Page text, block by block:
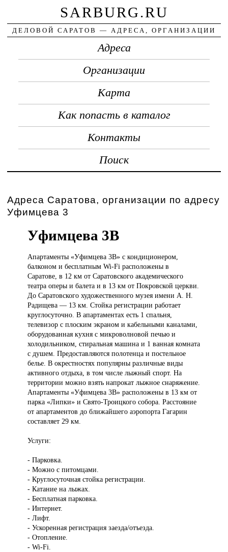
SARBURG.RU
ДЕЛОВОЙ САРАТОВ — АДРЕСА, ОРГАНИЗАЦИИ
Адреса
Организации
Карта
Как попасть в каталог
Контакты
Поиск
Адреса Саратова, организации по адресу
Уфимцева 3
Уфимцева 3В
Апартаменты «Уфимцева3В» с кондиционером,
балконом и бесплатным Wi-Fi расположены в
Саратове, в 12 км от Саратовского академического
театра оперы и балета и в 13 км от Покровской церкви.
До Саратовского художественного музея имени А. Н.
Радищева — 13 км. Стойка регистрации работает
круглосуточно. В апартаментах есть 1 спальня,
телевизор с плоским экраном и кабельными каналами,
оборудованная кухня с микроволновой печью и
холодильником, стиральная машина и 1 ванная комната
с душем. Предоставляются полотенца и постельное
белье. В окрестностях популярны различные виды
активного отдыха, в том числе лыжный спорт. На
территории можно взять напрокат лыжное снаряжение.
Апартаменты «Уфимцева 3В» расположены в 13 км от
парка «Липки» и Свято-Троицкого собора. Расстояние
от апартаментов до ближайшего аэропорта Гагарин
составляет 29 км.
Услуги:
- Парковка.
- Можно с питомцами.
- Круглосуточная стойка регистрации.
- Катание на лыжах.
- Бесплатная парковка.
- Интернет.
- Лифт.
- Ускоренная регистрация заезда/отъезда.
- Отопление.
- Wi-Fi.